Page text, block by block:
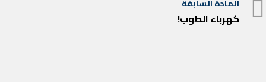
تصفّح
المقالات
المادة السابقة
المادة
كهرباء الطوب!